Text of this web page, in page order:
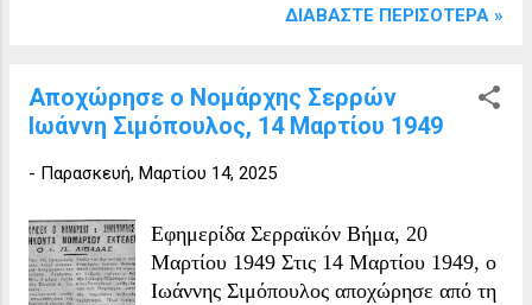
ΔΙΑΒΆΣΤΕ ΠΕΡΙΣΌΤΕΡΑ »
Αποχώρησε ο Νομάρχης Σερρών
Ιωάννη Σιμόπουλος, 14 Μαρτίου 1949
- Παρασκευή, Μαρτίου 14, 2025
Εφημερίδα Σερραϊκόν Βήμα, 20
Μαρτίου 1949 Στις 14 Μαρτίου 1949, ο
Ιωάννης Σιμόπουλος αποχώρησε από τη